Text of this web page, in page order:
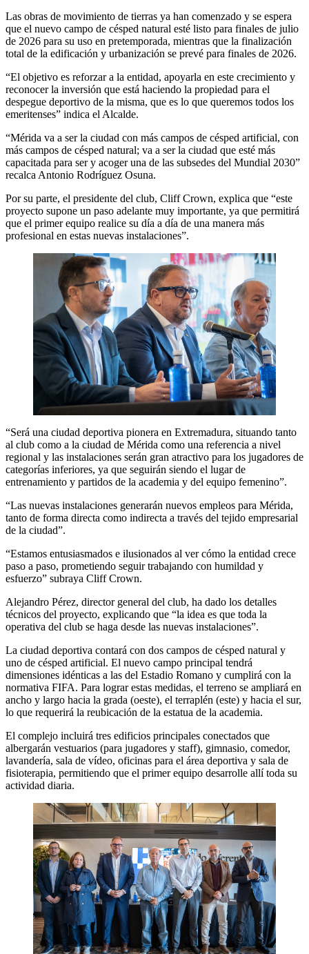
Las obras de movimiento de tierras ya han comenzado y se espera
que el nuevo campo de césped natural esté listo para finales de julio
de 2026 para su uso en pretemporada, mientras que la finalización
total de la edificación y urbanización se prevé para finales de 2026.
“El objetivo es reforzar a la entidad, apoyarla en este crecimiento y
reconocer la inversión que está haciendo la propiedad para el
despegue deportivo de la misma, que es lo que queremos todos los
emeritenses” indica el Alcalde.
“Mérida va a ser la ciudad con más campos de césped artificial, con
más campos de césped natural; va a ser la ciudad que esté más
capacitada para ser y acoger una de las subsedes del Mundial 2030”
recalca Antonio Rodríguez Osuna.
Por su parte, el presidente del club, Cliff Crown, explica que “este
proyecto supone un paso adelante muy importante, ya que permitirá
que el primer equipo realice su día a día de una manera más
profesional en estas nuevas instalaciones”.
“Será una ciudad deportiva pionera en Extremadura, situando tanto
al club como a la ciudad de Mérida como una referencia a nivel
regional y las instalaciones serán gran atractivo para los jugadores de
categorías inferiores, ya que seguirán siendo el lugar de
entrenamiento y partidos de la academia y del equipo femenino”.
“Las nuevas instalaciones generarán nuevos empleos para Mérida,
tanto de forma directa como indirecta a través del tejido empresarial
de la ciudad”.
“Estamos entusiasmados e ilusionados al ver cómo la entidad crece
paso a paso, prometiendo seguir trabajando con humildad y
esfuerzo” subraya Cliff Crown.
Alejandro Pérez, director general del club, ha dado los detalles
técnicos del proyecto, explicando que “la idea es que toda la
operativa del club se haga desde las nuevas instalaciones”.
La ciudad deportiva contará con dos campos de césped natural y
uno de césped artificial. El nuevo campo principal tendrá
dimensiones idénticas a las del Estadio Romano y cumplirá con la
normativa FIFA. Para lograr estas medidas, el terreno se ampliará en
ancho y largo hacia la grada (oeste), el terraplén (este) y hacia el sur,
lo que requerirá la reubicación de la estatua de la academia.
El complejo incluirá tres edificios principales conectados que
albergarán vestuarios (para jugadores y staff), gimnasio, comedor,
lavandería, sala de vídeo, oficinas para el área deportiva y sala de
fisioterapia, permitiendo que el primer equipo desarrolle allí toda su
actividad diaria.